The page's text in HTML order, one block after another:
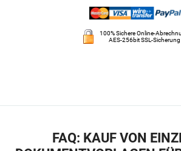
100% Sichere Online-
AES-256bit SSL-Sicherung
FAQ: KAUF VON